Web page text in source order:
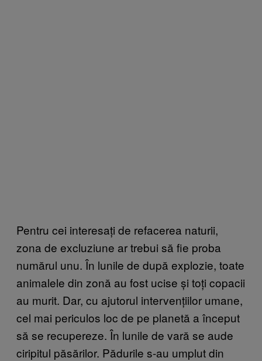
Pentru cei interesați de refacerea naturii,
zona de excluziune ar trebui să fie proba
numărul unu. În lunile de după explozie, toate
animalele din zonă au fost ucise și toți copacii
au murit. Dar, cu ajutorul intervențiilor umane,
cel mai periculos loc de pe planetă a început
să se recupereze. În lunile de vară se aude
ciripitul păsărilor. Pădurile s-au umplut din